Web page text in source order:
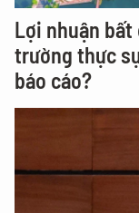
Lợi nhuận
trường thực
báo cáo?